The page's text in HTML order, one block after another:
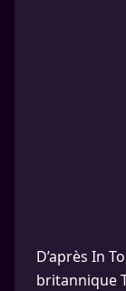
D’après In
britannique